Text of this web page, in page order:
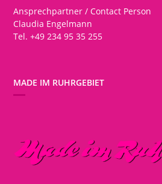
Ansprechpartner / Contact Person
Claudia Engelmann
Tel. +49 234 95 35 255
MADE IM RUHRGEBIET